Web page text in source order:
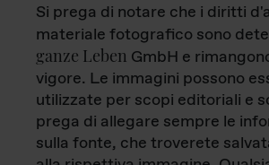
Si prega di notare che i diritti
materiale fotografico sono
ganze Leben GmbH e
vigore. Le immagini possono
utilizzate per scopi editoriali e
prega di allegare sempre le
sulla fonte, che troverete